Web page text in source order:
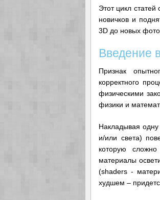
Этот цикл
новичков и
3D до новых
Введение
Признак
корректного
физическими
физики и
Накладывая одну
и/или света)
которую
материалы
(shaders -
худшем –